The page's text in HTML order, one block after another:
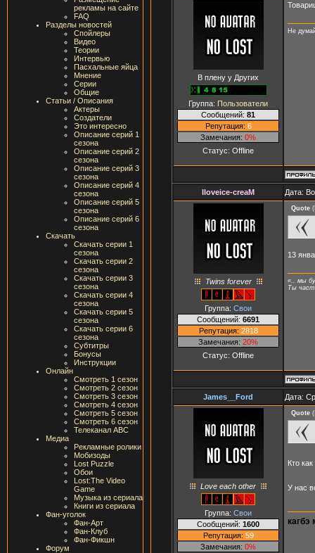
рекламы на сайте
FAQ
Разделы новостей
Спойлеры
Видео
Теории
Интервью
Пасхальные яйца
Мнение
Серии
Общие
Статьи / Описания
Актеры
Создатели
Это интересно
Описание серий 1
сезона
Описание серий 2
сезона
Описание серий 3
сезона
Описание серий 4
сезона
Описание серий 5
сезона
Описание серий 6
сезона
Скачать
Скачать серии 1
сезона
Скачать серии 2
сезона
Скачать серии 3
сезона
Скачать серии 4
сезона
Скачать серии 5
сезона
Скачать серии 6
сезона
Субтитры
Бонусы
Инструкции
Онлайн
Смотреть 1 сезон
Смотреть 2 сезон
Смотреть 3 сезон
Смотреть 4 сезон
Смотреть 5 сезон
Смотреть 6 сезон
Телеканал ABC
Медиа
Рекламные ролики
Мобизоды
Lost Puzzle
Обои
Lost:The Video
Game
Музыка из сериала
Книги из сериала
Фан-уголок
Фан-Арт
Фан-Клуб
Фан-Фикшн
Форум
В плену у Других
Группа: Пользователи
Сообщений: 81
Репутация: 6
Замечания: 0%
Статус: Offline
Не
Iloveice-creaM Дата:
Twins forever
Группа: Свои
Сообщений: 6691
Репутация: 2818
Замечания: 20%
Статус: Offline
Quote (
13
«.. мы
Ты
James__Ford Дата:
Love each other
Группа: Свои
Сообщений: 1600
Репутация: 59
Замечания: 0%
Quote (
Кто
У нас
кагбэ